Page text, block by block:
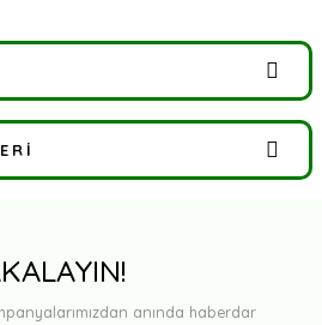
ilk yorumu siz yapın!
anında haberdar